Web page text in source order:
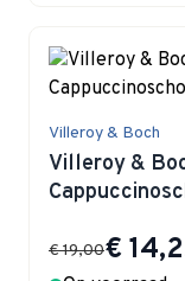
Villeroy & Boch
Villeroy &
Special
€
€ 19,00